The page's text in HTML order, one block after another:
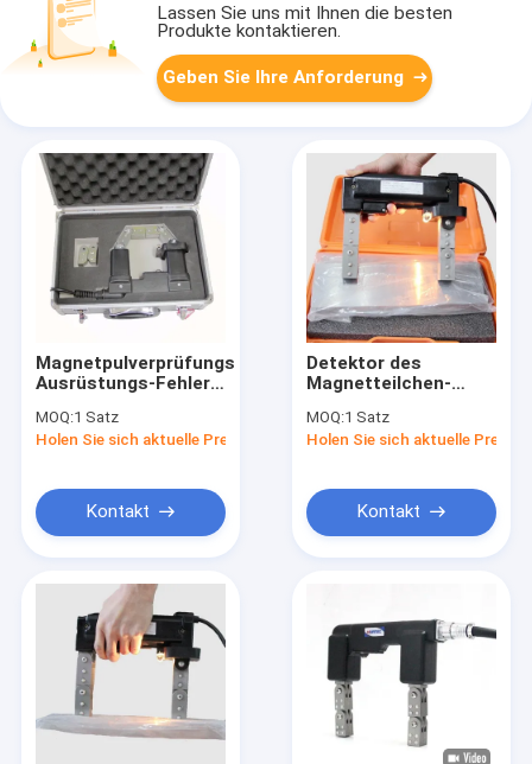
Lassen Sie uns mit Ihnen die besten
Produkte kontaktieren.
Geben Sie Ihre Anforderung
Magnetpulverprüfungs-
Ausrüstungs-Fehler-
Schwarz-Farbe ASTM
E709 230VAC
MOQ:1 Satz
Holen Sie sich aktuelle Preis
Kontakt
Detektor des
Magnetteilchen-
230/
Ausrüstung 230VAC
MOQ:1 Satz
Holen Sie sich aktuelle Preis
Kontakt